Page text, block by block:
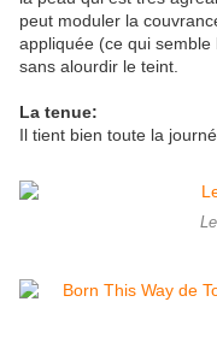
peut moduler la
appliquée (ce qui semble
sans alourdir le teint.
La tenue:
Il tient bien toute la